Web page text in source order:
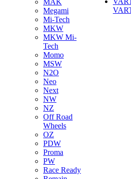
MAK
Megami
Mi-Tech
MKW
MKW Mi-
Tech
Momo
MSW
N2O
Neo
Next
NW
NZ
Off Road
Wheels
OZ
PDW
Proma
PW
Race Ready